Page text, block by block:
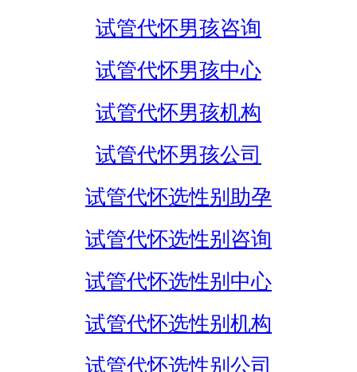
试管代怀男孩咨询
试管代怀男孩中心
试管代怀男孩机构
试管代怀男孩公司
试管代怀选性别助孕
试管代怀选性别咨询
试管代怀选性别中心
试管代怀选性别机构
试管代怀选性别公司